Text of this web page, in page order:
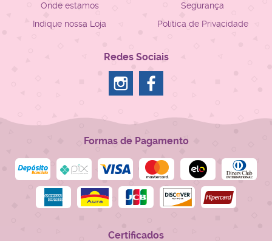
Onde estamos
Indique nossa Loja
Segurança
Política de Privacidade
Redes Sociais
Formas de Pagamento
Certificados